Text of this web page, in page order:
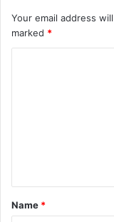
Your email address
marked *
Name *